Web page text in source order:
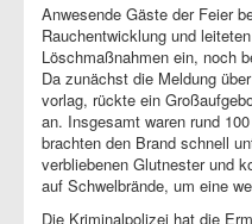
Anwesende Gäste der Feier
Rauchentwicklung und
Löschmaßnahmen ein, noch
Da zunächst die Meldung
vorlag, rückte ein
an. Insgesamt waren rund
brachten den Brand schnell
verbliebenen Glutnester und
auf Schwelbrände, um eine
Die Kriminalpolizei hat die